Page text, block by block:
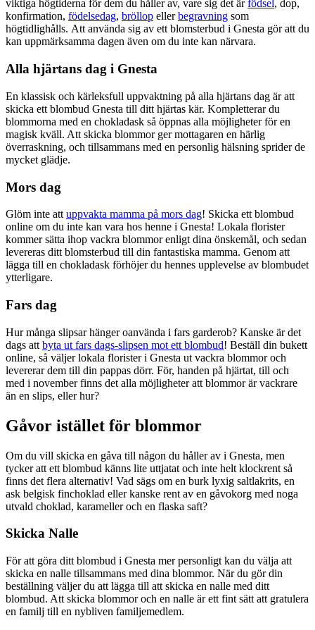
viktiga högtiderna för dem du håller av, vare sig det ärfödsel, dop,
konfirmation, födelsedag, bröllop ellerbegravning som
högtidlighålls. Att använda sig av ett blomsterbud i Gnesta gör att du
kan uppmärksamma dagen även om du inte kan närvara.
Alla hjärtans dag i Gnesta
En klassisk och kärleksfull uppvaktning på alla hjärtans dag är att
skicka ett blombud Gnesta till ditt hjärtas kär. Kompletterar du
blommorna med en chokladask så öppnas alla möjligheter för en
magisk kväll. Att skicka blommor ger mottagaren en härlig
överraskning, och tillsammans med en personlig hälsning sprider de
mycket glädje.
Mors dag
Glöm inte att uppvakta mamma på mors dag! Skicka ett blombud
online om du inte kan vara hos henne i Gnesta! Lokala florister
kommer sätta ihop vackra blommor enligt dina önskemål, och sedan
levereras ditt blomsterbud till din fantastiska mamma. Genom att
lägga till en chokladask förhöjer du hennes upplevelse av blombudet
ytterligare.
Fars dag
Hur många slipsar hänger oanvända i fars garderob? Kanske är det
dags att byta ut fars dags-slipsen mot ett blombud! Beställ din bukett
online, så väljer lokala florister i Gnesta ut vackra blommor och
levererar dem till din pappas dörr. För, handen på hjärtat, till och
med i november finns det alla möjligheter att blommor är vackrare
än en slips, eller hur?
Gåvor istället för blommor
Om du vill skicka en gåva till någon du håller av i Gnesta, men
tycker att ett blombud känns lite uttjatat och inte helt klockrent så
finns det flera alternativ! Vad sägs om en burk lyxig saltlakrits, en
ask belgisk finchoklad eller kanske rent av en gåvokorg med noga
utvald choklad, karameller och en flaska saft?
Skicka Nalle
För att göra ditt blombud i Gnesta mer personligt kan du välja att
skicka en nalle tillsammans med dina blommor. När du gör din
beställning väljer du att lägga till att skicka en nalle med ditt
blombud. Att skicka blommor och en nalle är ett fint sätt att gratulera
en familj till en nybliven familjemedlem.